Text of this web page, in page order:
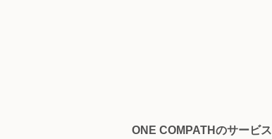
ONE COMPATHのサービス